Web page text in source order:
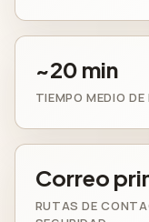
~20 min
TIEMPO MEDIO
Correo
RUTAS DE